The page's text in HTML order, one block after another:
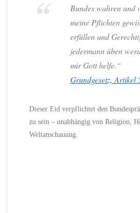
Bundes wahren und
meine Pflichten
erfüllen und
jedermann üben
mir Gott helfe.“
Grundgesetz, Artikel
Dieser Eid verpflichtet den
zu sein – unabhängig von Religion,
Weltanschauung.